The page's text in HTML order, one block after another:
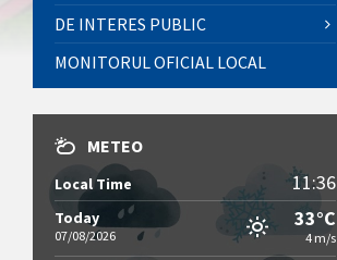
DE INTERES PUBLIC
MONITORUL OFICIAL LOCAL
METEO
Local Time 11:36
Today
07/08/2026
33°C
4 m/s